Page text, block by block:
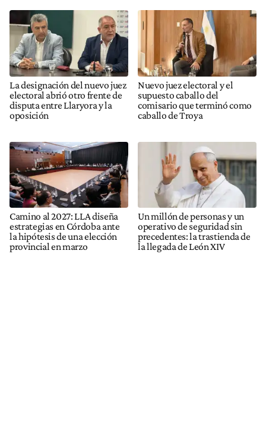
La designación del nuevo juez
electoral abrió otro frente de
disputa entre Llaryora y la
oposición
Nuevo juez electoral y el
supuesto caballo del
comisario que terminó como
caballo de Troya
Camino al 2027: LLA diseña
estrategias en Córdoba ante
la hipótesis de una elección
provincial en marzo
Un millón de personas y un
operativo de seguridad sin
precedentes: la trastienda de
la llegada de León XIV